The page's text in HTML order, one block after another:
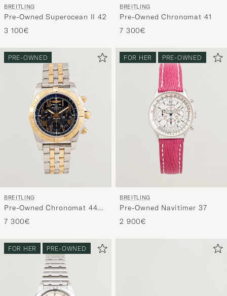
Auswahl,
Ihrem
BREITLING
Pre-Owned Superocean II 42
3 100€
BREITLING
Pre-Owned Chronomat 41
7 300€
PRE-OWNED
BREITLING
Pre-Owned Chronomat 44
G/S
7 300€
FOR HER PRE-OWNED
BREITLING
Pre-Owned Navitimer 37
2 900€
FOR HER PRE-OWNED